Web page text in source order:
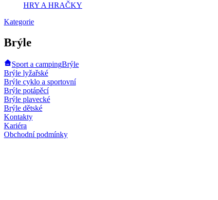
HRY A HRAČKY
Kategorie
Brýle
Sport a campingBrýle
Brýle lyžařské
Brýle cyklo a sportovní
Brýle potápěcí
Brýle plavecké
Brýle dětské
Kontakty
Kariéra
Obchodní podmínky